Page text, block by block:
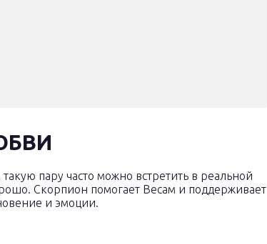
пару часто можно встретить в реальной
Скорпион помогает Весам и поддерживает
и эмоции.